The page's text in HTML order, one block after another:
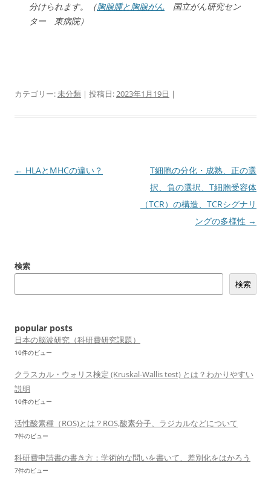
分けられます。（胸腺腫と胸腺がん 国立がん研究セン
ター 東病院）
カテゴリー:未分類 | 投稿日:2023年1月19日 |
投
シ
← HLAとMHCの違い？
T細胞の分化・成熟、正の選
択、負の選択、T細胞受容体
（TCR）の構造、TCRシグナリ
ングの多様性 →
検索
検索
popular posts
日本の脳波研究（科研費研究課題）
10件のビュー
クラスカル・ウォリス検定 (Kruskal-Wallis test) とは？わかりやすい
説明
10件のビュー
活性酸素種（ROS)とは？ROS,酸素分子、ラジカルなどについて
7件のビュー
科研費申請書の書き方：学術的な問いを書いて、差別化をはかろう
7件のビュー